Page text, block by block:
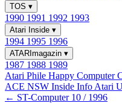
TOS ▾
1990 1991 1992 1993
Atari Inside ▾
1994 1995 1996
ATARImagazin ▾
1987 1988 1989
Atari Phile Happy Computer
ACE NSW Inside Info Atari
← ST-Computer 10 / 1996